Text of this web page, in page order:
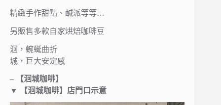
精緻手作甜點、鹹派等等…
另販售多款自家烘焙咖啡豆
洄，蜿蜒曲折
城，巨大安定感
– 【洄城咖啡】
▼
【洄城咖啡】店門口示意